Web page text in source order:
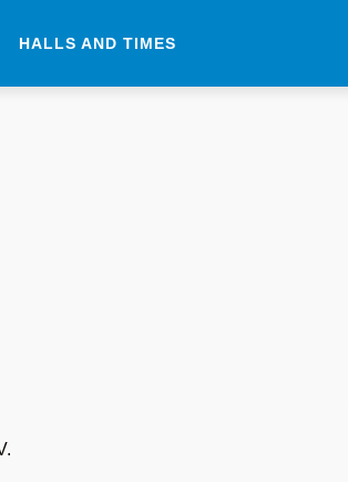
HALLS AND TIMES